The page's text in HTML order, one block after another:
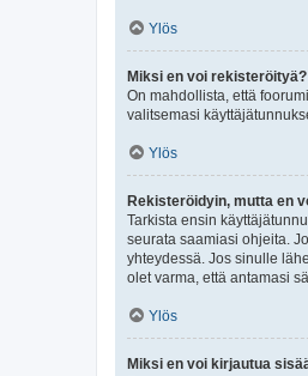
Ylös
Miksi en voi rekisteröityä?
On mahdollista, että
valitsemasi
Ylös
Rekisteröidyin, mutta en
Tarkista ensin
seurata saamiasi ohjeita.
yhteydessä. Jos sinulle
olet varma, että antamasi
Ylös
Miksi en voi kirjautua